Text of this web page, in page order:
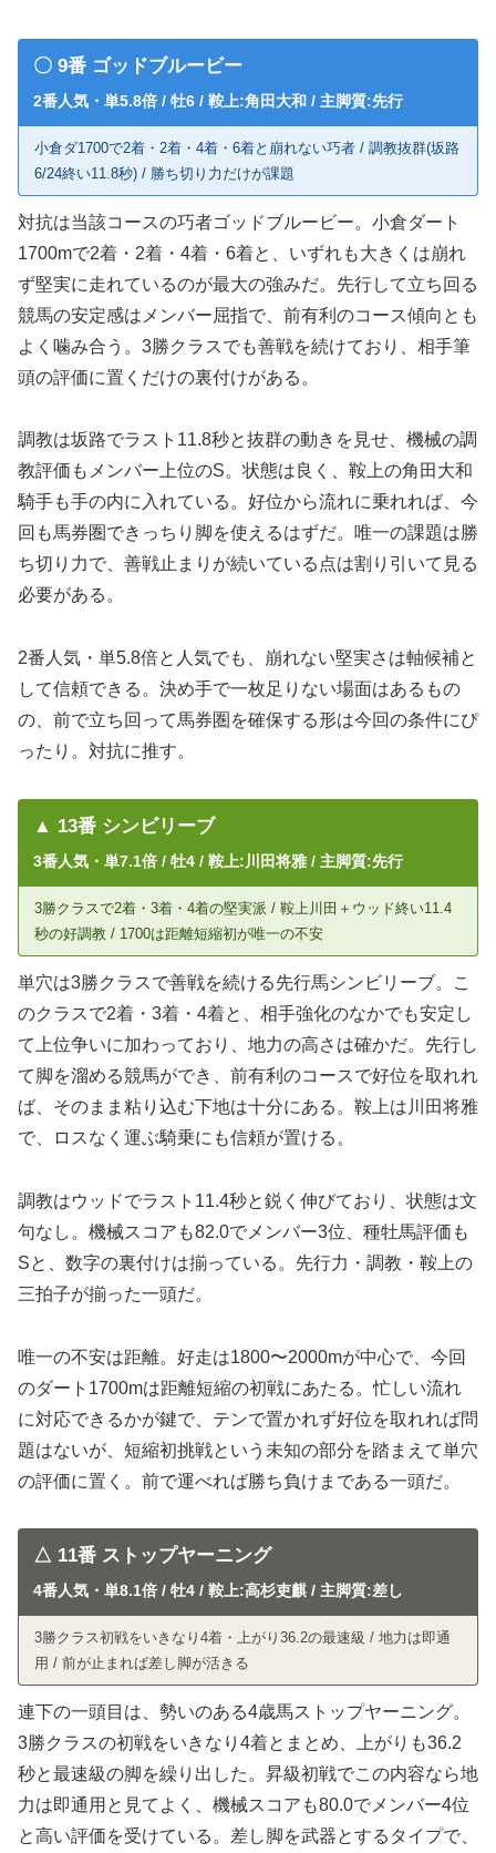
〇 9番 ゴッドブルービー
2番人気・単5.8倍 / 牡6 / 鞍上:角田大和 / 主脚質:先行
小倉ダ1700で2着・2着・4着・6着と崩れない巧者 / 調教抜群(坂路
6/24終い11.8秒) / 勝ち切り力だけが課題
対抗は当該コースの巧者ゴッドブルービー。小倉ダート
1700mで2着・2着・4着・6着と、いずれも大きくは崩れ
ず堅実に走れているのが最大の強みだ。先行して立ち回る
競馬の安定感はメンバー屈指で、前有利のコース傾向とも
よく噛み合う。3勝クラスでも善戦を続けており、相手筆
頭の評価に置くだけの裏付けがある。
調教は坂路でラスト11.8秒と抜群の動きを見せ、機械の調
教評価もメンバー上位のS。状態は良く、鞍上の角田大和
騎手も手の内に入れている。好位から流れに乗れれば、今
回も馬券圏できっちり脚を使えるはずだ。唯一の課題は勝
ち切り力で、善戦止まりが続いている点は割り引いて見る
必要がある。
2番人気・単5.8倍と人気でも、崩れない堅実さは軸候補と
して信頼できる。決め手で一枚足りない場面はあるもの
の、前で立ち回って馬券圏を確保する形は今回の条件にぴ
ったり。対抗に推す。
▲ 13番 シンビリーブ
3番人気・単7.1倍 / 牡4 / 鞍上:川田将雅 / 主脚質:先行
3勝クラスで2着・3着・4着の堅実派 / 鞍上川田＋ウッド終い11.4
秒の好調教 / 1700は距離短縮初が唯一の不安
単穴は3勝クラスで善戦を続ける先行馬シンビリーブ。こ
のクラスで2着・3着・4着と、相手強化のなかでも安定し
て上位争いに加わっており、地力の高さは確かだ。先行し
て脚を溜める競馬ができ、前有利のコースで好位を取れれ
ば、そのまま粘り込む下地は十分にある。鞍上は川田将雅
で、ロスなく運ぶ騎乗にも信頼が置ける。
調教はウッドでラスト11.4秒と鋭く伸びており、状態は文
句なし。機械スコアも82.0でメンバー3位、種牡馬評価も
Sと、数字の裏付けは揃っている。先行力・調教・鞍上の
三拍子が揃った一頭だ。
唯一の不安は距離。好走は1800〜2000mが中心で、今回
のダート1700mは距離短縮の初戦にあたる。忙しい流れ
に対応できるかが鍵で、テンで置かれず好位を取れれば問
題はないが、短縮初挑戦という未知の部分を踏まえて単穴
の評価に置く。前で運べれば勝ち負けまである一頭だ。
△ 11番 ストップヤーニング
4番人気・単8.1倍 / 牡4 / 鞍上:高杉吏麒 / 主脚質:差し
3勝クラス初戦をいきなり4着・上がり36.2の最速級 / 地力は即通
用 / 前が止まれば差し脚が活きる
連下の一頭目は、勢いのある4歳馬ストップヤーニング。
3勝クラスの初戦をいきなり4着とまとめ、上がりも36.2
秒と最速級の脚を繰り出した。昇級初戦でこの内容なら地
力は即通用と見てよく、機械スコアも80.0でメンバー4位
と高い評価を受けている。差し脚を武器とするタイプで、